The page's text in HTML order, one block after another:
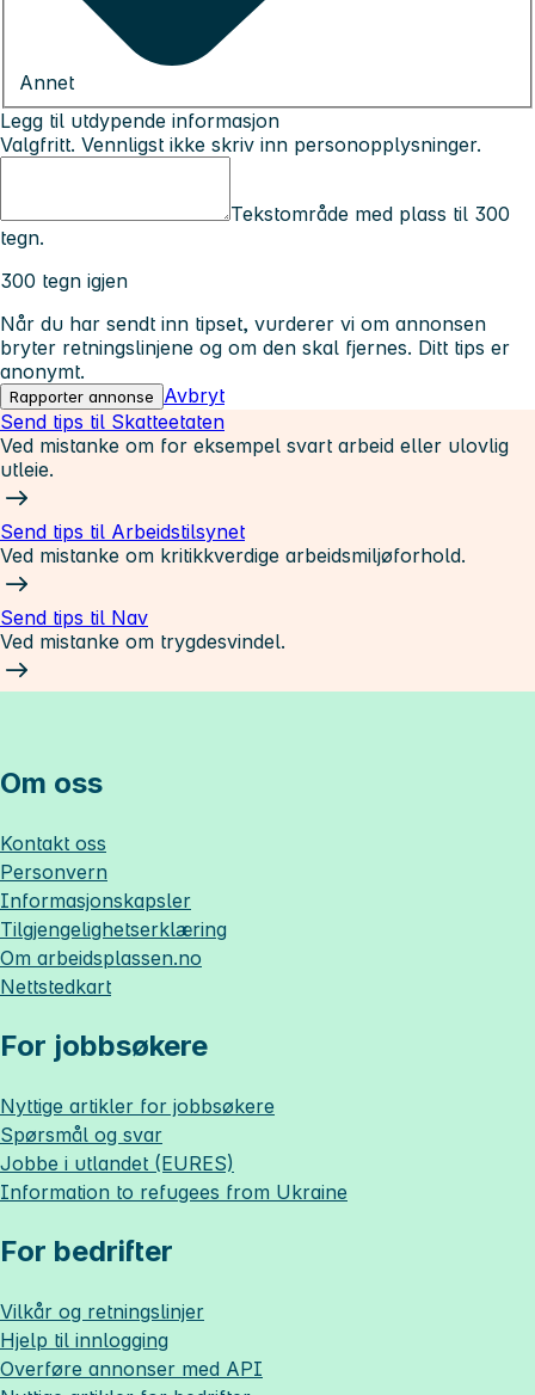
Annet
Legg til utdypende informasjon
Valgfritt. Vennligst ikke skriv inn personopplysninger.
Tekstområde med plass til 300
tegn.
300 tegn igjen
Når du har sendt inn tipset, vurderer vi om annonsen
bryter retningslinjene og om den skal fjernes. Ditt tips er
anonymt.
Rapporter annonse
Avbryt
Send tips til Skatteetaten
Ved mistanke om for eksempel svart arbeid eller ulovlig
utleie.
Send tips til Arbeidstilsynet
Ved mistanke om kritikkverdige arbeidsmiljøforhold.
Send tips til Nav
Ved mistanke om trygdesvindel.
Om oss
Kontakt oss
Personvern
Informasjonskapsler
Tilgjengelighetserklæring
Om arbeidsplassen.no
Nettstedkart
For jobbsøkere
Nyttige artikler for jobbsøkere
Spørsmål og svar
Jobbe i utlandet (EURES)
Information to refugees from Ukraine
For bedrifter
Vilkår og retningslinjer
Hjelp til innlogging
Overføre annonser med API